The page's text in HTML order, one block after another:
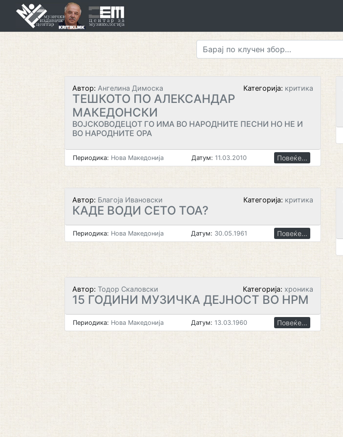
Автор: Ангелина Димоска Категорија: критика
ТЕШКОТО ПО АЛЕКСАНДАР
МАКЕДОНСКИ
ВОЈСКОВОДЕЦОТ ГО ИМА ВО НАРОДНИТЕ ПЕСНИ НО НЕ И
ВО НАРОДНИТЕ ОРА
Периодика: Нова Македонија Датум: 11.03.2010 Повеќе...
Автор: Благоја Ивановски Категорија: критика
КАДЕ ВОДИ СЕТО ТОА?
Периодика: Нова Македонија Датум: 30.05.1961 Повеќе...
Автор: Тодор Скаловски Категорија: хроника
15 ГОДИНИ МУЗИЧКА ДЕЈНОСТ BO НРМ
Периодика: Нова Македонија Датум: 13.03.1960 Повеќе...